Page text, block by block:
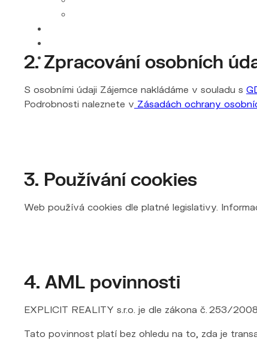
2. Zpracování osobních
S osobními údaji Zájemce nakládáme v souladu s
Podrobnosti naleznete v Zásadách ochrany
3. Používání cookies
Web používá cookies dle platné legislativy.
4. AML povinnosti
EXPLICIT REALITY s.r.o. je dle zákona č. 253/
Tato povinnost platí bez ohledu na to, zda je